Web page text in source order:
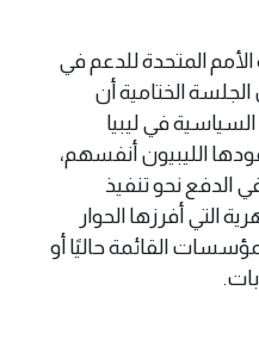
المتحدة للدعم في
الجلسة الختامية أن
في ليبيا
الليبيون أنفسهم،
نحو تنفيذ
التي أفرزها الحوار
القائمة حاليًا أو